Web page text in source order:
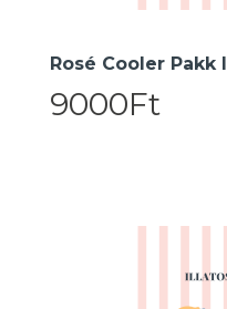
Rosé Cooler Pakk
9000Ft